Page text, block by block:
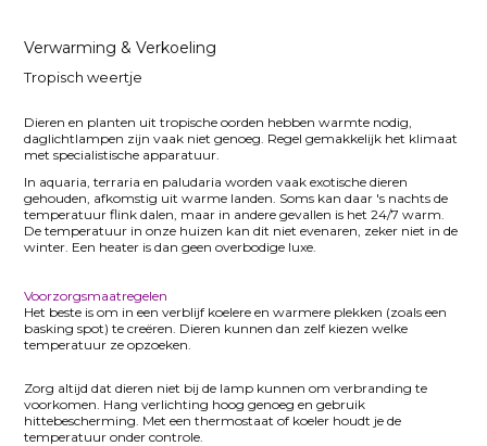
Verwarming & Verkoeling
Tropisch weertje
Dieren en planten uit tropische oorden hebben warmte nodig,
daglichtlampen zijn vaak niet genoeg. Regel gemakkelijk het klimaat
met specialistische apparatuur.
In aquaria, terraria en paludaria worden vaak exotische dieren
gehouden, afkomstig uit warme landen. Soms kan daar 's nachts de
temperatuur flink dalen, maar in andere gevallen is het 24/7 warm.
De temperatuur in onze huizen kan dit niet evenaren, zeker niet in de
winter. Een heater is dan geen overbodige luxe.
Voorzorgsmaatregelen
Het beste is om in een verblijf koelere en warmere plekken (zoals een
basking spot) te creëren. Dieren kunnen dan zelf kiezen welke
temperatuur ze opzoeken.
Zorg altijd dat dieren niet bij de lamp kunnen om verbranding te
voorkomen. Hang verlichting hoog genoeg en gebruik
hittebescherming. Met een thermostaat of koeler houdt je de
temperatuur onder controle.